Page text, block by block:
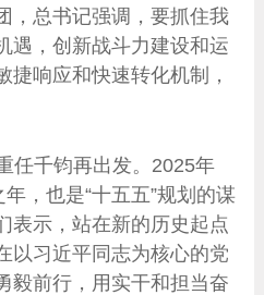
，总书记强调，要抓住我
遇，创新战斗力建设和运
捷响应和快速转化机制，
任千钧再出发。2025年
，也是“十五五”规划的谋
表示，站在新的历史起点
以习近平同志为核心的党
毅前行，用实干和担当奋